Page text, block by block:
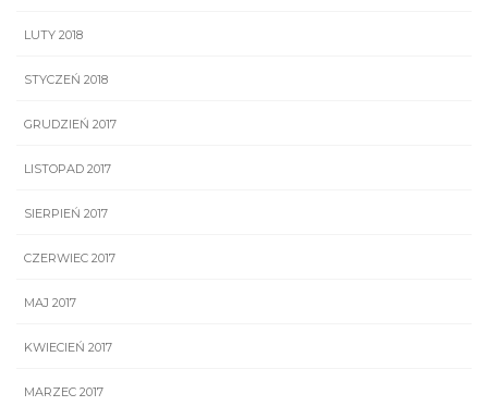
LUTY 2018
STYCZEŃ 2018
GRUDZIEŃ 2017
LISTOPAD 2017
SIERPIEŃ 2017
CZERWIEC 2017
MAJ 2017
KWIECIEŃ 2017
MARZEC 2017